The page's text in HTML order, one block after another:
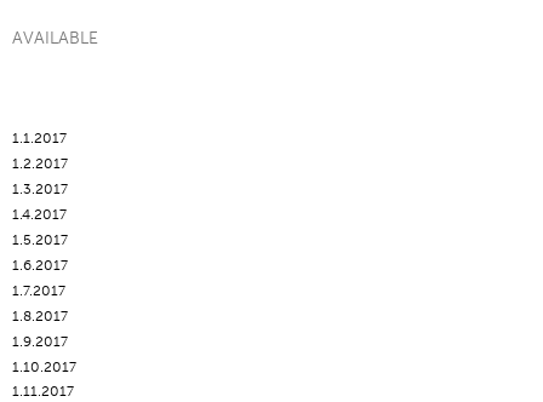
AVAILABLE
1.1.2017
1.2.2017
1.3.2017
1.4.2017
1.5.2017
1.6.2017
1.7.2017
1.8.2017
1.9.2017
1.10.2017
1.11.2017